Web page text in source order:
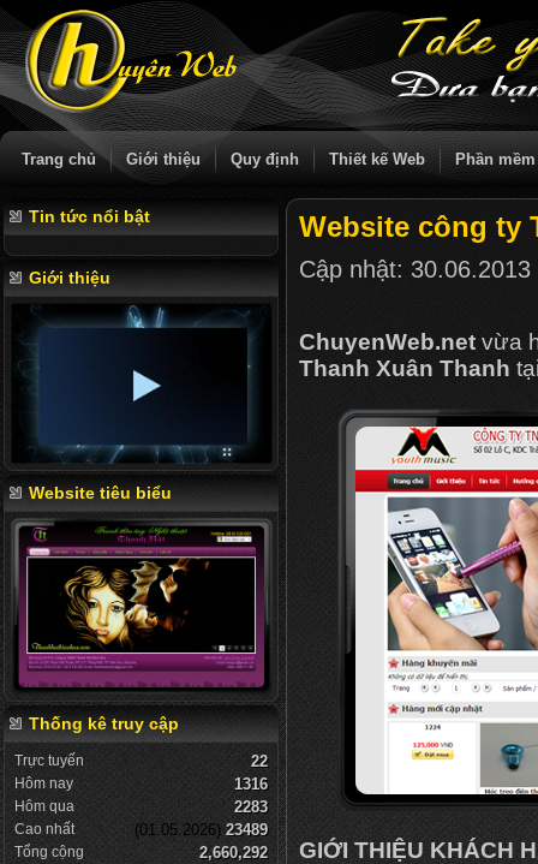
Trang chủ Giới thiệu Quy định Thiết kế Web Phần mềm
Tin tức nổi bật
Giới thiệu
Website tiêu biểu
Thống kê truy cập
Trực tuyến 22
Hôm nay 1316
Hôm qua 2283
Cao nhất (01.05.2026) 23489
Tổng cộng 2,660,292
Website công ty
Cập nhật: 30.06.2013
ChuyenWeb.net vừa
Thanh Xuân Thanh
GIỚI THIỆU KHÁCH